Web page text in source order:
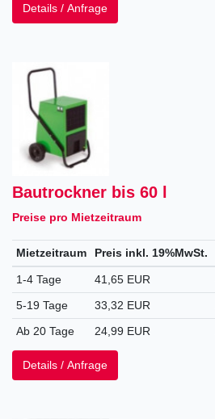
Details / Anfrage
Bautrockner bis 60 l
Preise pro Mietzeitraum
Mietzeitraum Preis inkl. 19%MwSt.
1-4 Tage 41,65 EUR
5-19 Tage
33,32 EUR
Ab 20 Tage
24,99 EUR
Details / Anfrage